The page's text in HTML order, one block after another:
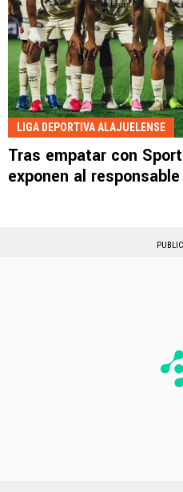
LIGA DEPORTIVA ALAJUELENSE
Tras empatar con
exponen al